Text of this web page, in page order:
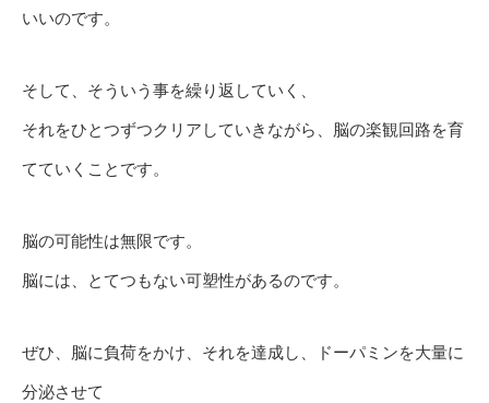
いいのです。
そして、そういう事を繰り返していく、
それをひとつずつクリアしていきながら、脳の楽観回路を育
てていくことです。
脳の可能性は無限です。
脳には、とてつもない可塑性があるのです。
ぜひ、脳に負荷をかけ、それを達成し、ドーパミンを大量に
分泌させて